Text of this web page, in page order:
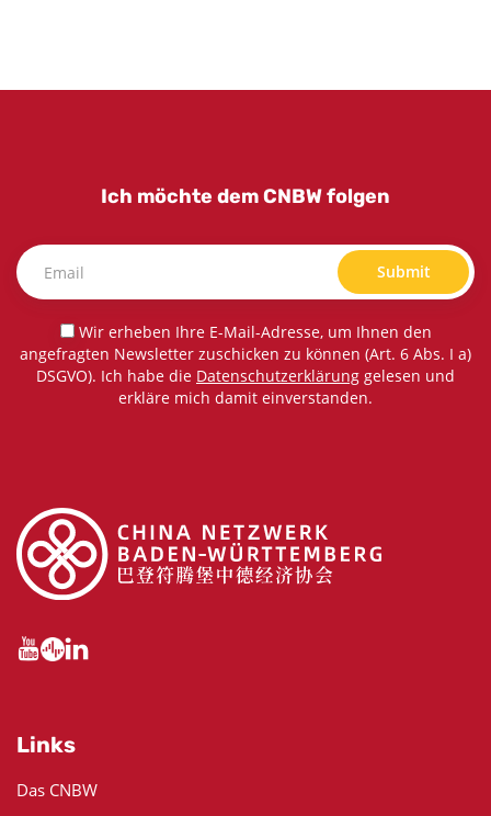
Ich möchte dem CNBW folgen
Submit
Wir erheben Ihre E-Mail-Adresse, um Ihnen den
angefragten Newsletter zuschicken zu können (Art. 6 Abs. I a)
DSGVO). Ich habe die Datenschutzerklärung gelesen und
erkläre mich damit einverstanden.
Links
Das CNBW